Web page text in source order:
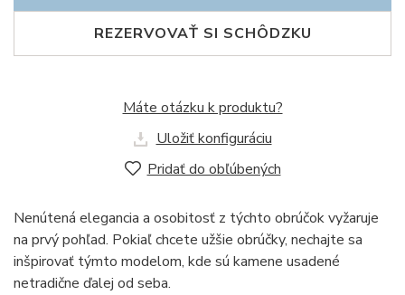
REZERVOVAŤ SI SCHÔDZKU
Máte otázku k produktu?
Uložiť konfiguráciu
Pridať do obľúbených
Nenútená elegancia a osobitosť z týchto obrúčok vyžaruje
na prvý pohľad. Pokiaľ chcete užšie obrúčky, nechajte sa
inšpirovať týmto modelom, kde sú kamene usadené
netradične ďalej od seba.